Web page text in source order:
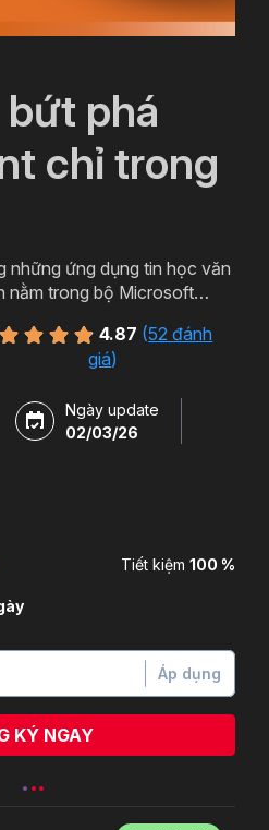
phá
chỉ trong
những ứng dụng tin học văn
nằm trong bộ Microsoft
tạo sự hấp dẫn cho
sẽ giúp bạn tạo ra các bản
động hơn. Chỉ với hơn 3h
Gitiho bạn sẽ có thể
4.87 (52 đánh
giá)
Ngày update
02/03/26
Tiết kiệm 100 %
Áp dụng
KÝ NGAY